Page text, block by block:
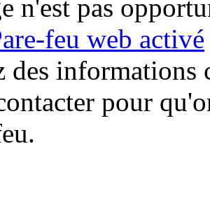
n'est pas
feu web activé
des informations
pour